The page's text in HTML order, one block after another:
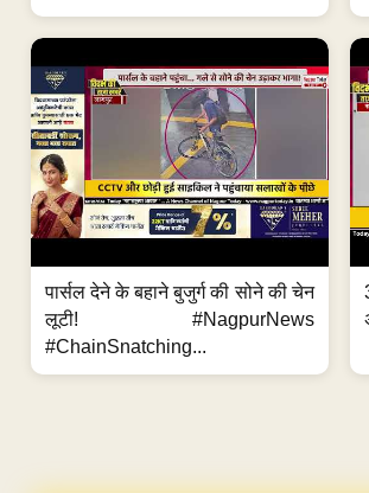
पार्सल देने के बहाने बुजुर्ग की सोने की चेन
लूटी! #NagpurNews
#ChainSnatching...